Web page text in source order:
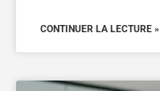
CONTINUER LA LECTURE »